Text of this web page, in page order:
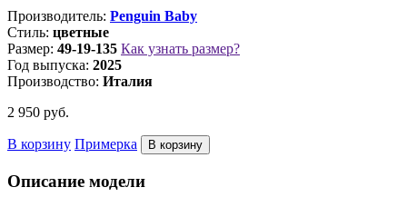
Производитель: Penguin Baby
Стиль: цветные
Размер: 49-19-135 Как узнать размер?
Год выпуска: 2025
Производство: Италия
2 950 руб.
В корзину Примерка
Описание модели